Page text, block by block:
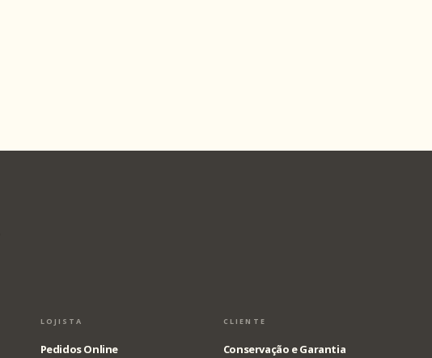
LOJISTA
Pedidos Online
CLIENTE
Conservação e Garantia